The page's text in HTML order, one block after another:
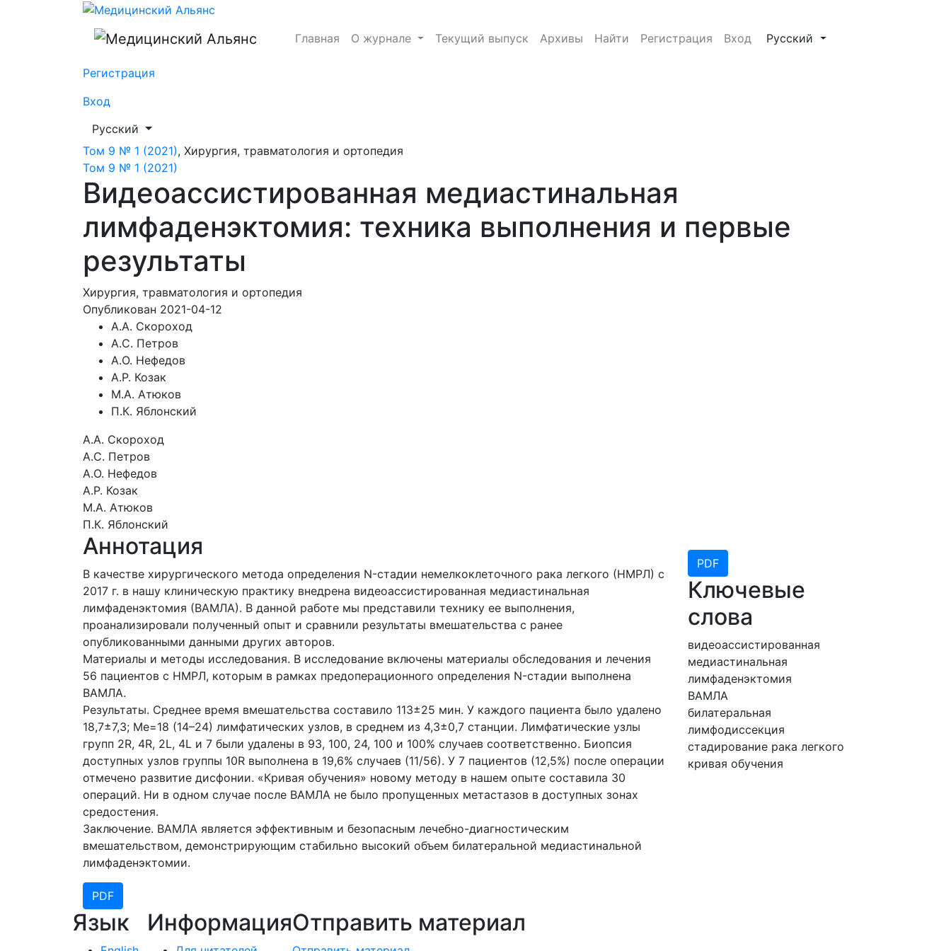
Видеоассистированная медиастинальная лимфаденэктомия: техника выполнения и первые результаты
Главная О журнале Текущий выпуск Архивы Найти Регистрация Вход Русский
Регистрация
Вход
##plugins.themes.healthSciences.language.toggle##
Русский
Том 9 № 1 (2021), Хирургия, травматология и ортопедия
Том 9 № 1 (2021)
Видеоассистированная медиастинальная
лимфаденэктомия: техника выполнения и первые
результаты
Хирургия, травматология и ортопедия
Опубликован 2021-04-12
А.А. Скороход
А.С. Петров
А.О. Нефедов
А.Р. Козак
М.А. Атюков
П.К. Яблонский
А.А. Скороход
А.С. Петров
А.О. Нефедов
А.Р. Козак
М.А. Атюков
П.К. Яблонский
PDF
Ключевые
слова
видеоассистированная
медиастинальная
лимфаденэктомия
ВАМЛА
билатеральная
лимфодиссекция
стадирование рака легкого
кривая обучения
Аннотация
В качестве хирургического метода определения N-стадии немелкоклеточного рака легкого (НМРЛ) с
2017 г. в нашу клиническую практику внедрена видеоассистированная медиастинальная
лимфаденэктомия (ВАМЛА). В данной работе мы представили технику ее выполнения,
проанализировали полученный опыт и сравнили результаты вмешательства с ранее
опубликованными данными других авторов.
Материалы и методы исследования. В исследование включены материалы обследования и лечения
56 пациентов с НМРЛ, которым в рамках предоперационного определения N-стадии выполнена
ВАМЛА.
Результаты. Среднее время вмешательства составило 113±25 мин. У каждого пациента было удалено
18,7±7,3; Ме=18 (14–24) лимфатических узлов, в среднем из 4,3±0,7 станции. Лимфатические узлы
групп 2R, 4R, 2L, 4L и 7 были удалены в 93, 100, 24, 100 и 100% случаев соответственно. Биопсия
доступных узлов группы 10R выполнена в 19,6% случаев (11/56). У 7 пациентов (12,5%) после операции
отмечено развитие дисфонии. «Кривая обучения» новому методу в нашем опыте составила 30
операций. Ни в одном случае после ВАМЛА не было пропущенных метастазов в доступных зонах
средостения.
Заключение. ВАМЛА является эффективным и безопасным лечебно-диагностическим
вмешательством, демонстрирующим стабильно высокий объем билатеральной медиастинальной
лимфаденэктомии.
PDF
Язык ИнформацияОтправить материал